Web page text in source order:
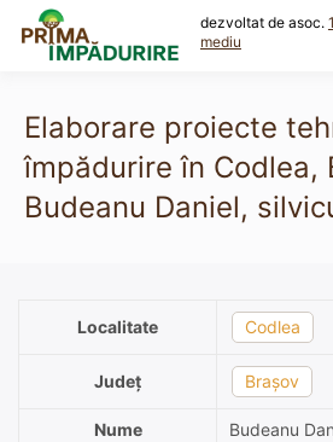
content
dezvoltat de asoc.
mediu
Elaborare proiecte
împădurire în Codlea,
Budeanu Daniel,
Localitate Codlea
Județ Brașov
Nume
Budeanu